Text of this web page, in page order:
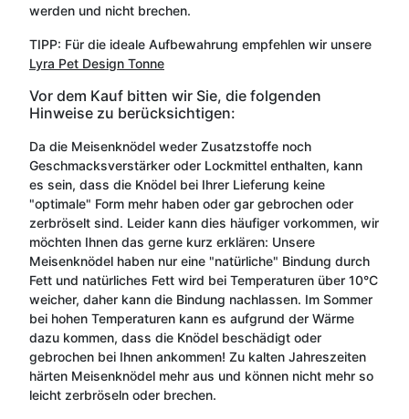
werden und nicht brechen.
TIPP: Für die ideale Aufbewahrung empfehlen wir unsere
Lyra Pet Design Tonne
Vor dem Kauf bitten wir Sie, die folgenden
Hinweise zu berücksichtigen:
Da die Meisenknödel weder Zusatzstoffe noch
Geschmacksverstärker oder Lockmittel enthalten, kann
es sein, dass die Knödel bei Ihrer Lieferung keine
"optimale" Form mehr haben oder gar gebrochen oder
zerbröselt sind. Leider kann dies häufiger vorkommen, wir
möchten Ihnen das gerne kurz erklären: Unsere
Meisenknödel haben nur eine "natürliche" Bindung durch
Fett und natürliches Fett wird bei Temperaturen über 10°C
weicher, daher kann die Bindung nachlassen. Im Sommer
bei hohen Temperaturen kann es aufgrund der Wärme
dazu kommen, dass die Knödel beschädigt oder
gebrochen bei Ihnen ankommen! Zu kalten Jahreszeiten
härten Meisenknödel mehr aus und können nicht mehr so
leicht zerbröseln oder brechen.